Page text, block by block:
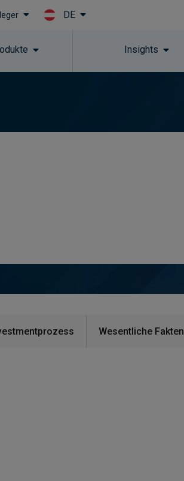
Skip to main content
DE
Insights
Wesentliche Fakten